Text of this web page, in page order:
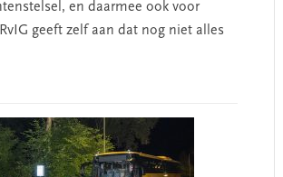
en daarmee ook voor
geeft zelf aan dat nog niet alles